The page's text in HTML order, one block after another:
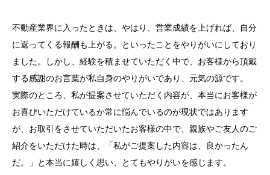
不動産業界に入ったときは、やはり、営業成績を上げれば、自分
に返ってくる報酬も上がる。といったことをやりがいにしており
ました。しかし、経験を積ませていただく中で、お客様から頂戴
する感謝のお言葉が私自身のやりがいであり、元気の源です。
実際のところ、私が提案させていただく内容が、本当にお客様が
お喜びいただけているか常に悩んでいるのが現状ではあります
が、お取引をさせていただいたお客様の中で、親族やご友人のご
紹介をいただけた時は、「私がご提案した内容は、良かったん
だ。」と本当に嬉しく思い、とてもやりがいを感じます。